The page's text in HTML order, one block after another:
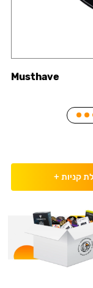
Musthave
קניות +